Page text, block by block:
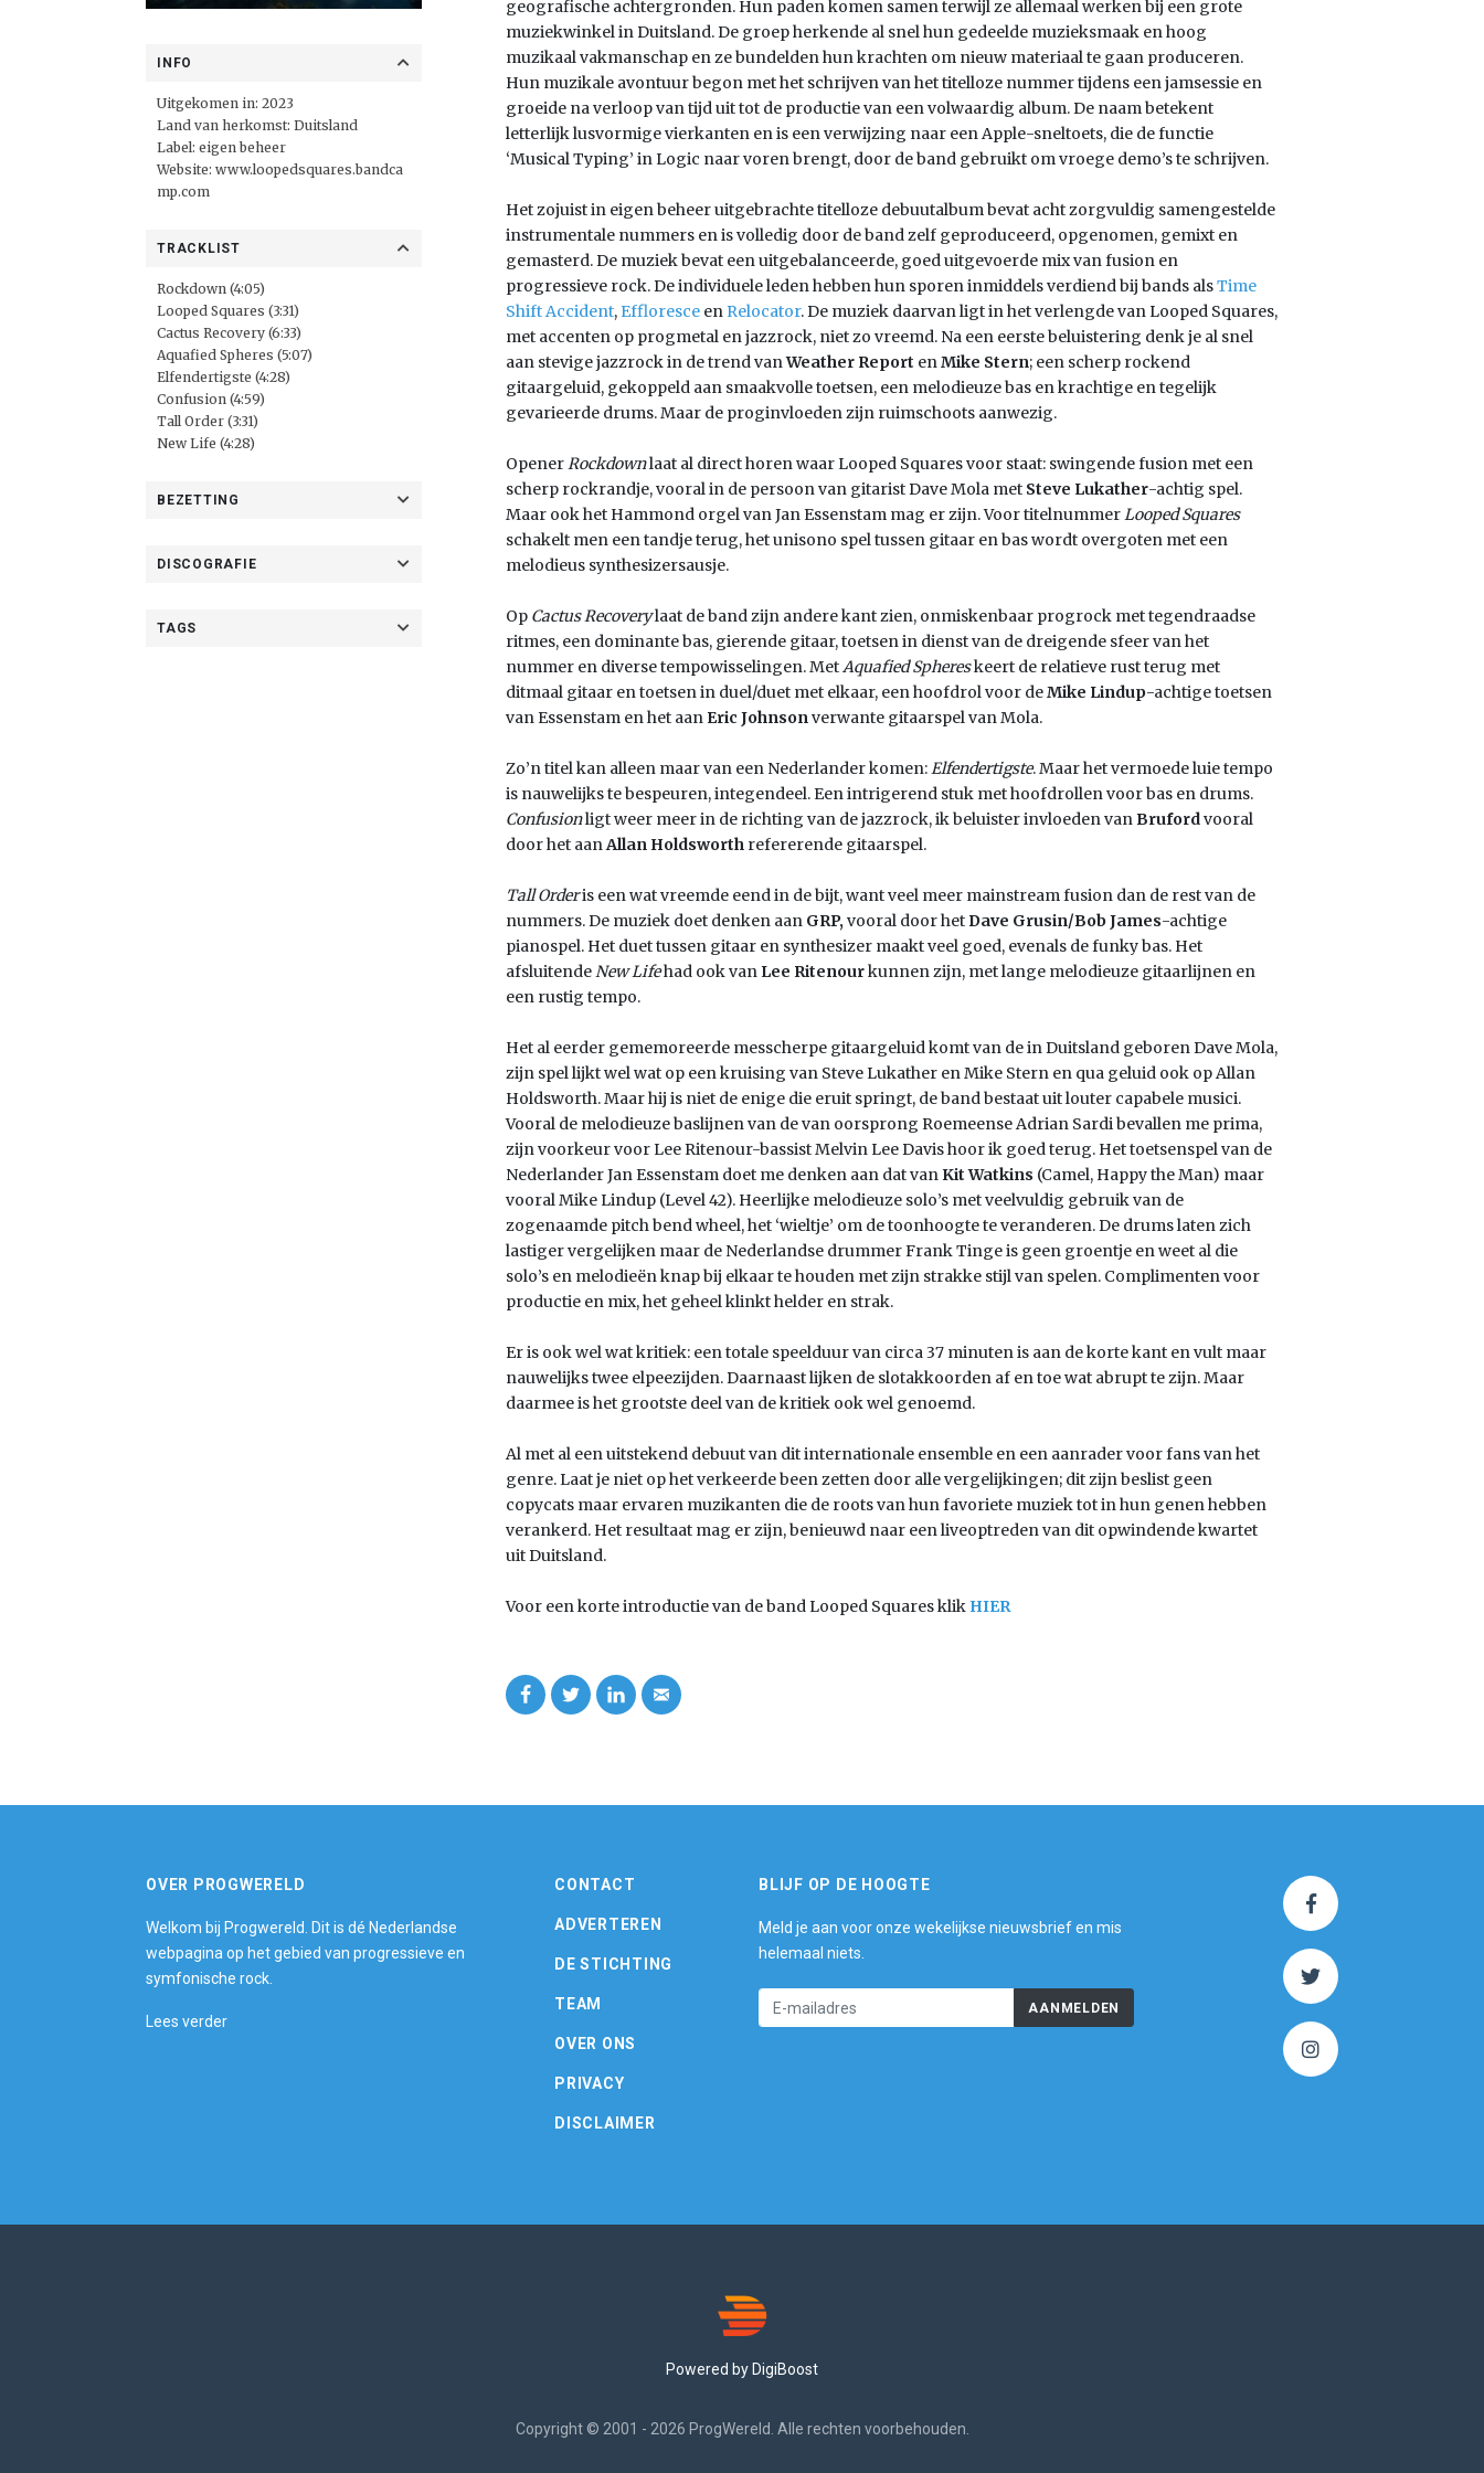
INFO
Uitgekomen in: 2023
Land van herkomst: Duitsland
Label: eigen beheer
Website: www.loopedsquares.bandca
mp.com
TRACKLIST
Rockdown (4:05)
Looped Squares (3:31)
Cactus Recovery (6:33)
Aquafied Spheres (5:07)
Elfendertigste (4:28)
Confusion (4:59)
Tall Order (3:31)
New Life (4:28)
BEZETTING
DISCOGRAFIE
TAGS
geografische achtergronden. Hun paden komen samen terwijl ze allemaal werken bij een grote
muziekwinkel in Duitsland. De groep herkende al snel hun gedeelde muzieksmaak en hoog
muzikaal vakmanschap en ze bundelden hun krachten om nieuw materiaal te gaan produceren.
Hun muzikale avontuur begon met het schrijven van het titelloze nummer tijdens een jamsessie en
groeide na verloop van tijd uit tot de productie van een volwaardig album. De naam betekent
letterlijk lusvormige vierkanten en is een verwijzing naar een Apple-sneltoets, die de functie
‘Musical Typing’ in Logic naar voren brengt, door de band gebruikt om vroege demo’s te schrijven.
Het zojuist in eigen beheer uitgebrachte titelloze debuutalbum bevat acht zorgvuldig samengestelde
instrumentale nummers en is volledig door de band zelf geproduceerd, opgenomen, gemixt en
gemasterd. De muziek bevat een uitgebalanceerde, goed uitgevoerde mix van fusion en
progressieve rock. De individuele leden hebben hun sporen inmiddels verdiend bij bands alsTime
Shift Accident, Effloresce en Relocator. De muziek daarvan ligt in het verlengde van Looped Squares,
met accenten op progmetal en jazzrock, niet zo vreemd. Na een eerste beluistering denk je al snel
aan stevige jazzrock in de trend vanWeather Report enMike Stern; een scherp rockend
gitaargeluid, gekoppeld aan smaakvolle toetsen, een melodieuze bas en krachtige en tegelijk
gevarieerde drums. Maar de proginvloeden zijn ruimschoots aanwezig.
OpenerRockdownlaat al direct horen waar Looped Squares voor staat: swingende fusion met een
scherp rockrandje, vooral in de persoon van gitarist Dave Mola met Steve Lukather-achtig spel.
Maar ook het Hammond orgel van Jan Essenstam mag er zijn. Voor titelnummerLooped Squares
schakelt men een tandje terug, het unisono spel tussen gitaar en bas wordt overgoten met een
melodieus synthesizersausje.
Op Cactus Recoverylaat de band zijn andere kant zien, onmiskenbaar progrock met tegendraadse
ritmes, een dominante bas, gierende gitaar, toetsen in dienst van de dreigende sfeer van het
nummer en diverse tempowisselingen. MetAquafied Sphereskeert de relatieve rust terug met
ditmaal gitaar en toetsen in duel/duet met elkaar, een hoofdrol voor deMike Lindup-achtige toetsen
van Essenstam en het aan Eric Johnsonverwante gitaarspel van Mola.
Zo’n titel kan alleen maar van een Nederlander komen:Elfendertigste. Maar het vermoede luie tempo
is nauwelijks te bespeuren, integendeel. Een intrigerend stuk met hoofdrollen voor bas en drums.
Confusionligt weer meer in de richting van de jazzrock, ik beluister invloeden vanBrufordvooral
door het aanAllan Holdsworth refererende gitaarspel.
Tall Orderis een wat vreemde eend in de bijt, want veel meer mainstream fusion dan de rest van de
nummers. De muziek doet denken aan GRP,vooral door het Dave Grusin/Bob James-achtige
pianospel. Het duet tussen gitaar en synthesizer maakt veel goed, evenals de funky bas. Het
afsluitendeNew Lifehad ook van Lee Ritenourkunnen zijn, met lange melodieuze gitaarlijnen en
een rustig tempo.
Het al eerder gememoreerde messcherpe gitaargeluid komt van de in Duitsland geboren Dave Mola,
zijn spel lijkt wel wat op een kruising van Steve Lukather en Mike Stern en qua geluid ook op Allan
Holdsworth. Maar hij is niet de enige die eruit springt, de band bestaat uit louter capabele musici.
Vooral de melodieuze baslijnen van de van oorsprong Roemeense Adrian Sardi bevallen me prima,
zijn voorkeur voor Lee Ritenour-bassist Melvin Lee Davis hoor ik goed terug. Het toetsenspel van de
Nederlander Jan Essenstam doet me denken aan dat van Kit Watkins (Camel, Happy the Man) maar
vooral Mike Lindup (Level 42). Heerlijke melodieuze solo’s met veelvuldig gebruik van de
zogenaamde pitch bend wheel, het ‘wieltje’ om de toonhoogte te veranderen. De drums laten zich
lastiger vergelijken maar de Nederlandse drummer Frank Tinge is geen groentje en weet al die
solo’s en melodieën knap bij elkaar te houden met zijn strakke stijl van spelen. Complimenten voor
productie en mix, het geheel klinkt helder en strak.
Er is ook wel wat kritiek: een totale speelduur van circa 37 minuten is aan de korte kant en vult maar
nauwelijks twee elpeezijden. Daarnaast lijken de slotakkoorden af en toe wat abrupt te zijn. Maar
daarmee is het grootste deel van de kritiek ook wel genoemd.
Al met al een uitstekend debuut van dit internationale ensemble en een aanrader voor fans van het
genre. Laat je niet op het verkeerde been zetten door alle vergelijkingen; dit zijn beslist geen
copycats maar ervaren muzikanten die de roots van hun favoriete muziek tot in hun genen hebben
verankerd. Het resultaat mag er zijn, benieuwd naar een liveoptreden van dit opwindende kwartet
uit Duitsland.
Voor een korte introductie van de band Looped Squares klik HIER
OVER PROGWERELD
Welkom bij Progwereld. Dit is dé Nederlandse
webpagina op het gebied van progressieve en
symfonische rock.
Lees verder
CONTACT
ADVERTEREN
DE STICHTING
TEAM
OVER ONS
PRIVACY
DISCLAIMER
BLIJF OP DE HOOGTE
Meld je aan voor onze wekelijkse nieuwsbrief en mis
helemaal niets.
AANMELDEN
Powered by DigiBoost
Copyright © 2001 - 2026 ProgWereld. Alle rechten voorbehouden.